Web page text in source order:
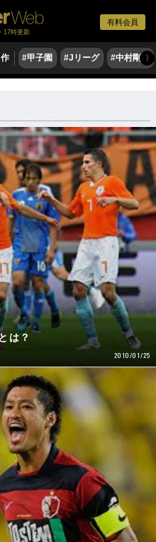
有料会員
17時更新
#甲子園 #Jリーグ #中村剛也〉
は？
2010/01/25